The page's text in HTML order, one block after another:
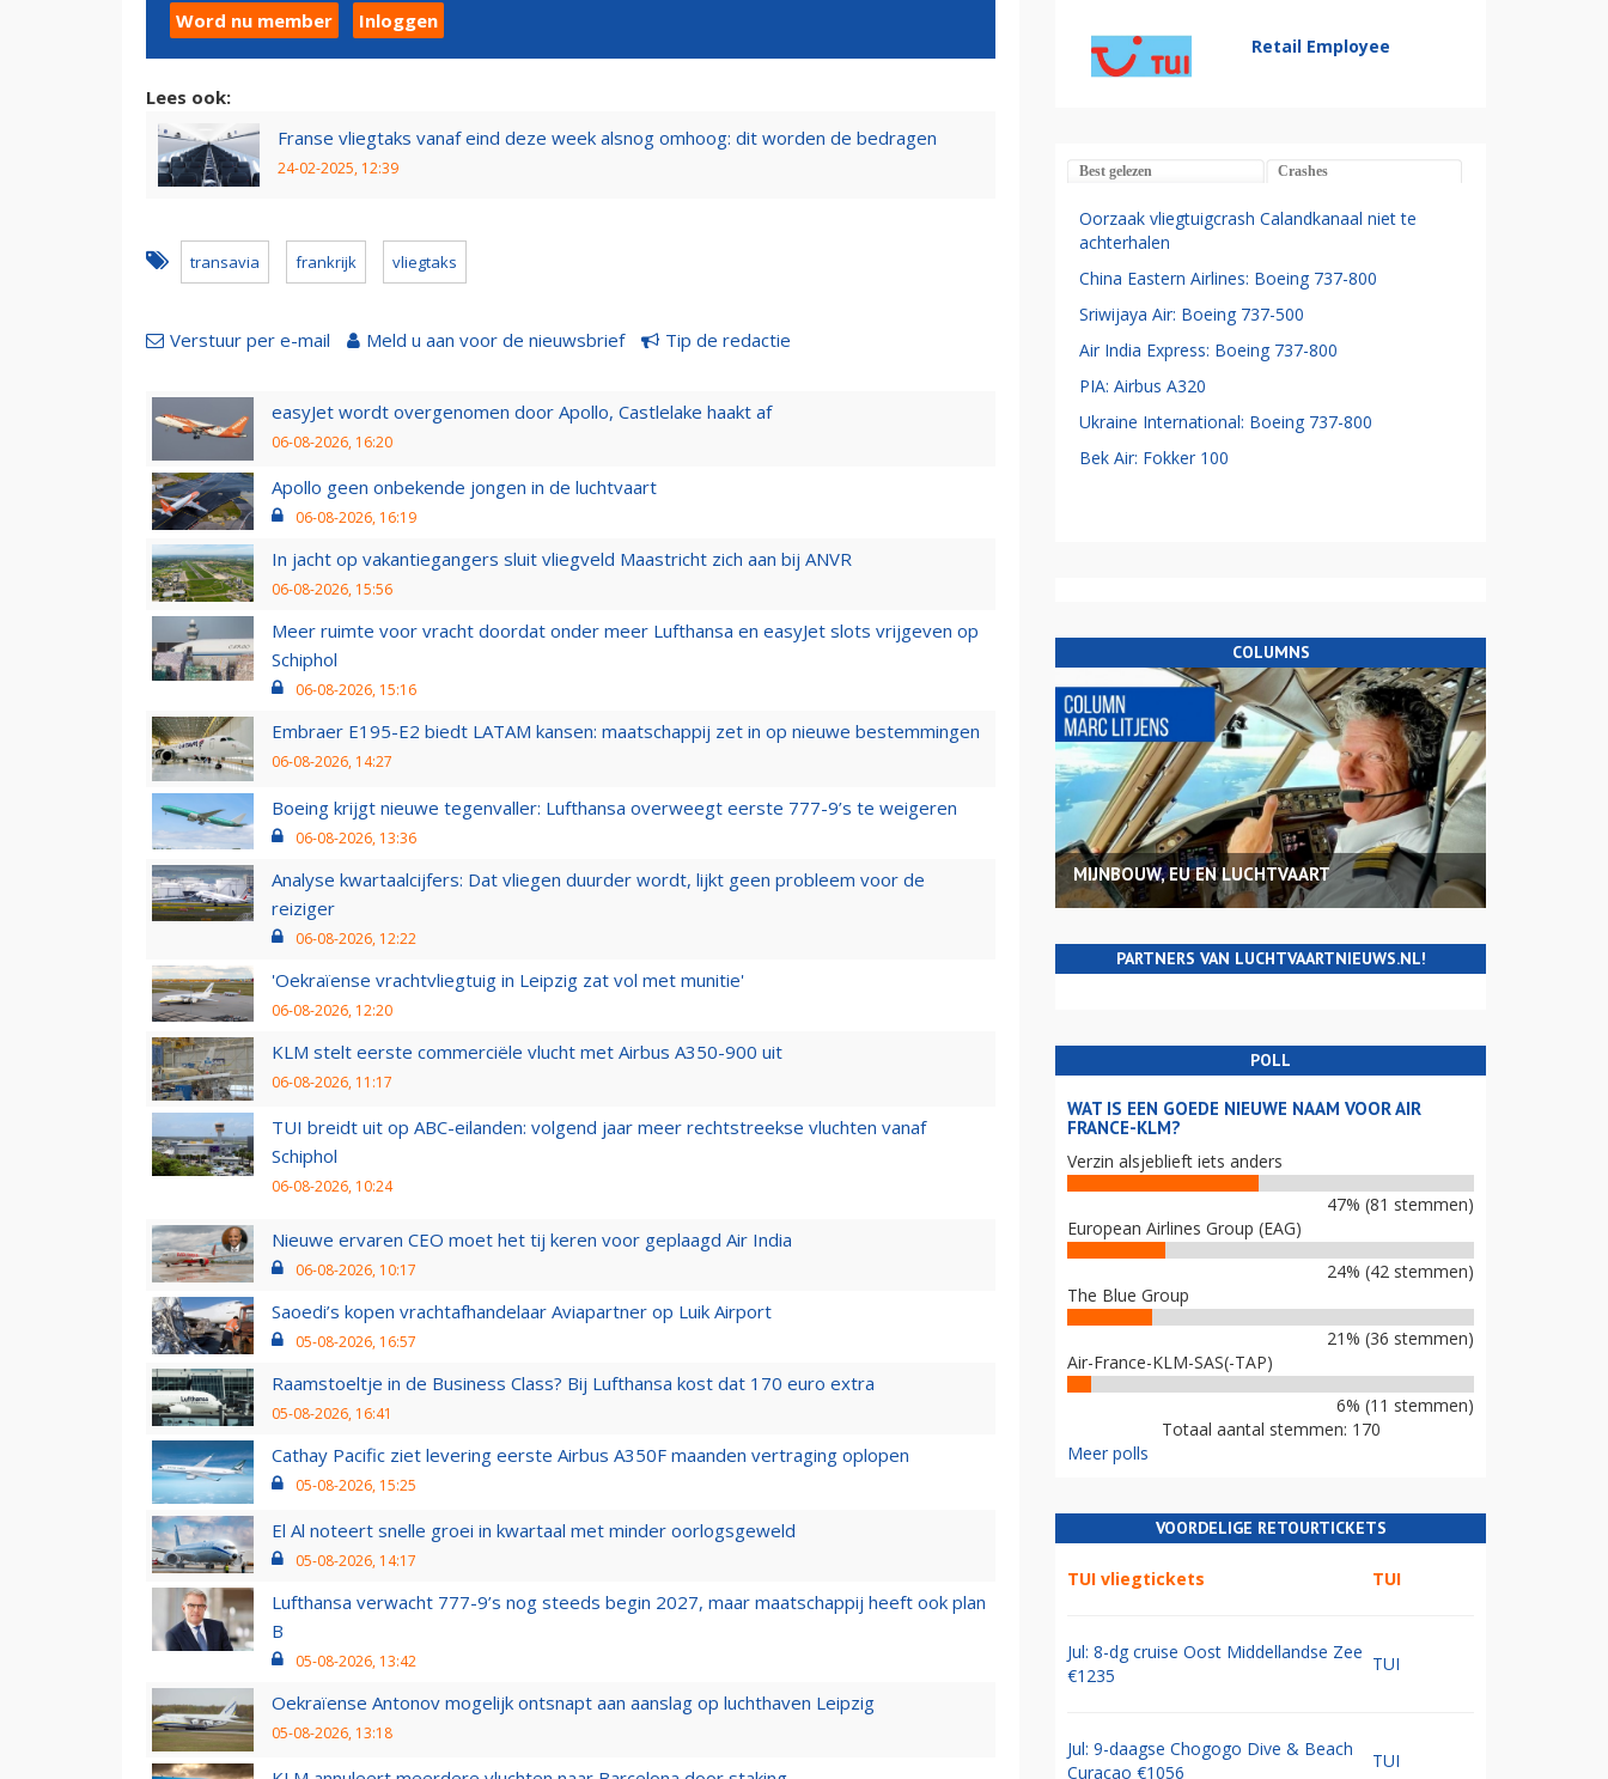
Word nu member Inloggen
Lees ook:
Franse vliegtaks vanaf eind deze week alsnog omhoog: dit worden de bedragen
24-02-2025, 12:39
transavia frankrijk vliegtaks
Verstuur per e-mail Meld u aan voor de nieuwsbrief Tip de redactie
easyJet wordt overgenomen door Apollo, Castlelake haakt af
06-08-2026, 16:20
Apollo geen onbekende jongen in de luchtvaart
06-08-2026, 16:19
In jacht op vakantiegangers sluit vliegveld Maastricht zich aan bij ANVR
06-08-2026, 15:56
Meer ruimte voor vracht doordat onder meer Lufthansa en easyJet slots vrijgeven op
Schiphol
06-08-2026, 15:16
Embraer E195-E2 biedt LATAM kansen: maatschappij zet in op nieuwe bestemmingen
06-08-2026, 14:27
Boeing krijgt nieuwe tegenvaller: Lufthansa overweegt eerste 777-9’s te weigeren
06-08-2026, 13:36
Analyse kwartaalcijfers: Dat vliegen duurder wordt, lijkt geen probleem voor de
reiziger
06-08-2026, 12:22
'Oekraïense vrachtvliegtuig in Leipzig zat vol met munitie'
06-08-2026, 12:20
KLM stelt eerste commerciële vlucht met Airbus A350-900 uit
06-08-2026, 11:17
TUI breidt uit op ABC-eilanden: volgend jaar meer rechtstreekse vluchten vanaf
Schiphol
06-08-2026, 10:24
Nieuwe ervaren CEO moet het tij keren voor geplaagd Air India
06-08-2026, 10:17
Saoedi’s kopen vrachtafhandelaar Aviapartner op Luik Airport
05-08-2026, 16:57
Raamstoeltje in de Business Class? Bij Lufthansa kost dat 170 euro extra
05-08-2026, 16:41
Cathay Pacific ziet levering eerste Airbus A350F maanden vertraging oplopen
05-08-2026, 15:25
El Al noteert snelle groei in kwartaal met minder oorlogsgeweld
05-08-2026, 14:17
Lufthansa verwacht 777-9’s nog steeds begin 2027, maar maatschappij heeft ook plan
B
05-08-2026, 13:42
Oekraïense Antonov mogelijk ontsnapt aan aanslag op luchthaven Leipzig
05-08-2026, 13:18
Retail Employee
Best gelezen Crashes
Oorzaak vliegtuigcrash Calandkanaal niet te
achterhalen
China Eastern Airlines: Boeing 737-800
Sriwijaya Air: Boeing 737-500
Air India Express: Boeing 737-800
PIA: Airbus A320
Ukraine International: Boeing 737-800
Bek Air: Fokker 100
COLUMNS
MIJNBOUW, EU EN LUCHTVAART
PARTNERS VAN LUCHTVAARTNIEUWS.NL!
POLL
WAT IS EEN GOEDE NIEUWE NAAM VOOR AIR
FRANCE-KLM?
Verzin alsjeblieft iets anders
47% (81 stemmen)
European Airlines Group (EAG)
24% (42 stemmen)
The Blue Group
21% (36 stemmen)
Air-France-KLM-SAS(-TAP)
6% (11 stemmen)
Totaal aantal stemmen: 170
Meer polls
VOORDELIGE RETOURTICKETS
TUI vliegtickets TUI
Jul: 8-dg cruise Oost Middellandse Zee
€1235
TUI
Jul: 9-daagse Chogogo Dive & Beach
Curacao €1056
TUI